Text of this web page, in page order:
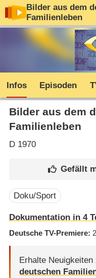
Bilder aus dem
Familienleben
Infos Episoden
Bilder aus dem
Familienleben
D1970
Doku/Sport
Dokumentation in 4
Deutsche TV-Premiere
Erhalte Neuigkeiten
deutschen